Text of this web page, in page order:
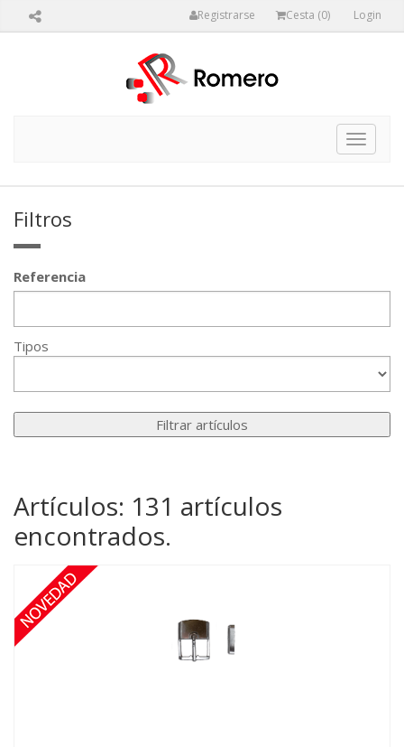
Registrarse Cesta (0) Login
Toggle
Filtros
Referencia
Tipos
Artículos: 131 artículos
encontrados.